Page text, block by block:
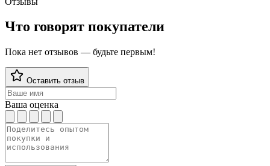
Что говорят покупатели
Пока нет отзывов — будьте первым!
Оставить отзыв
Ваша оценка